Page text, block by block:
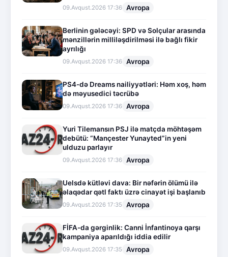
09.Avqust.2026 17:36 Avropa
Berlinin gələcəyi: SPD və Solçular arasında
mənzillərin milliləşdirilməsi ilə bağlı fikir
ayrılığı
09.Avqust.2026 17:36 Avropa
PS4-də Dreams nailiyyətləri: Həm xoş, həm
də məyusedici təcrübə
09.Avqust.2026 17:36 Avropa
Yuri Tilemansın PSJ ilə matçda möhtəşəm
debütü: “Mançester Yunayted”in yeni
ulduzu parlayır
09.Avqust.2026 17:36 Avropa
Uelsdə kütləvi dava: Bir nəfərin ölümü ilə
əlaqədar qətl faktı üzrə cinayət işi başlanıb
09.Avqust.2026 17:35 Avropa
FİFA-da gərginlik: Canni İnfantinoya qarşı
kampaniya aparıldığı iddia edilir
09.Avqust.2026 17:35 Avropa